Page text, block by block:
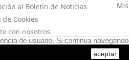
al Boletín de Noticias
de Cookies
con nosotros
de usuario. Si continua
aceptar
© 2020 - Generación